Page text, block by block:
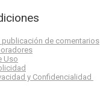
publicación de comentarios
Uso
y Confidencialidad